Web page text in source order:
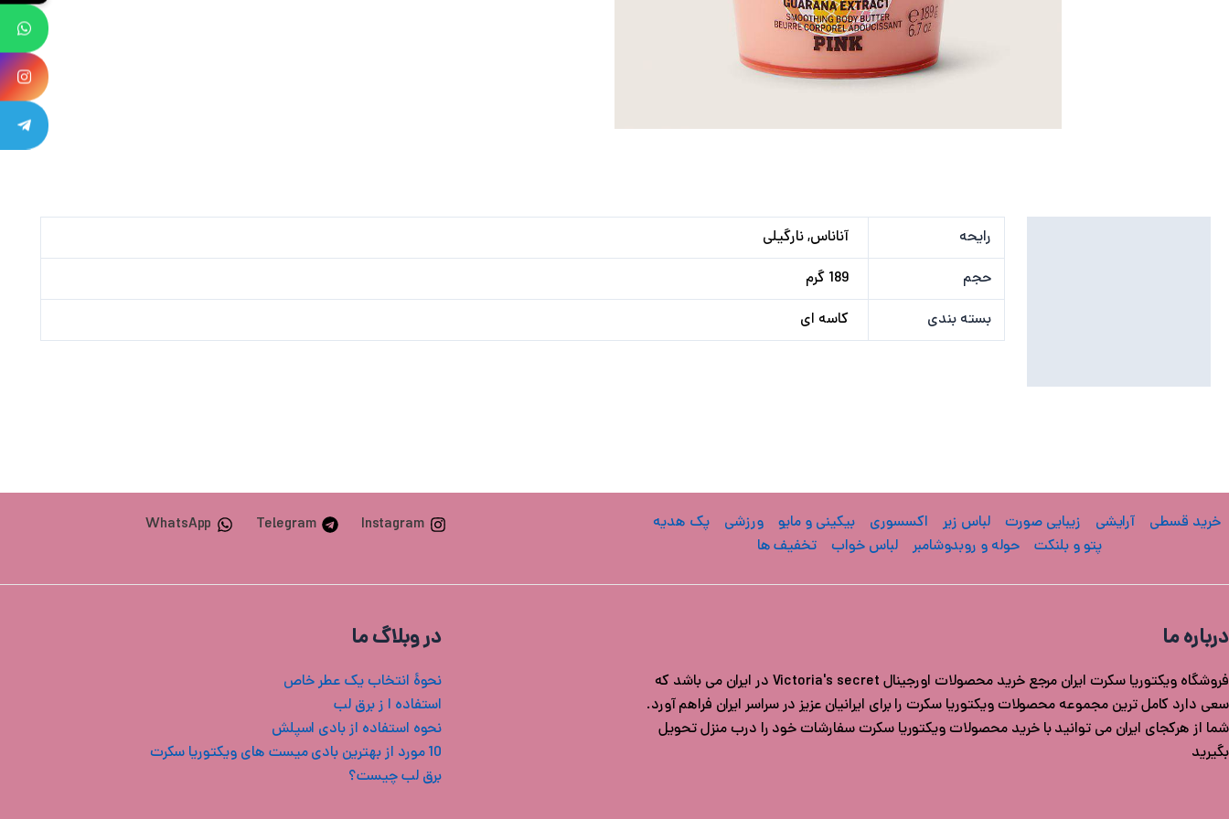
رایحه
آناناس, نارگیلی
حجم
189 گرم
بسته بندی
کاسه ای
خرید قسطی آرایشی زیبایی صورت لباس زیر اکسسوری بیکینی و مایو ورزشی
پک هدیه
پتو و بلنکت
حوله و روبدوشامبر لباس خواب تخفیف ها
Instagram
Telegram
WhatsApp
درباره ما
فروشگاه ویکتوریا سکرت ایران مرجع خرید محصولات اورجینال Victoria's secret در ایران می باشد که
سعی دارد کامل ترین مجموعه محصولات ویکتوریا سکرت را برای ایرانیان عزیز در سراسر ایران فراهم آورد.
شما از هرکجای ایران می توانید با خرید محصولات ویکتوریا سکرت سفارشات خود را درب منزل تحویل
بگیرید
در وبلاگ ما
نحوۀ انتخاب یک عطر خاص
استفاده ا ز برق لب
نحوه استفاده از بادی اسپلش
10 مورد از بهترین بادی میست های ویکتوریا سکرت
برق لب چیست؟